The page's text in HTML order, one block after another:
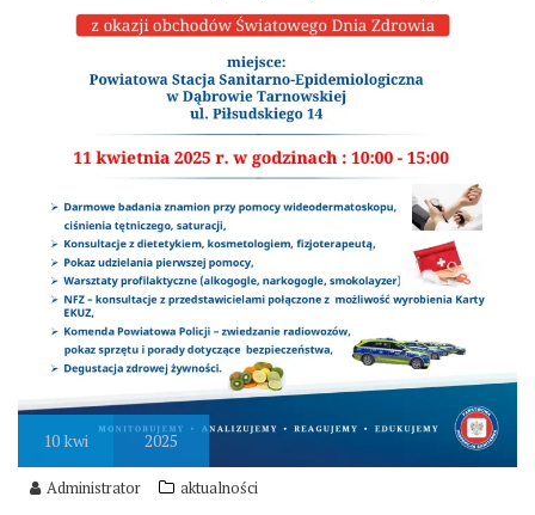
10 kwi 2025
Administrator aktualności